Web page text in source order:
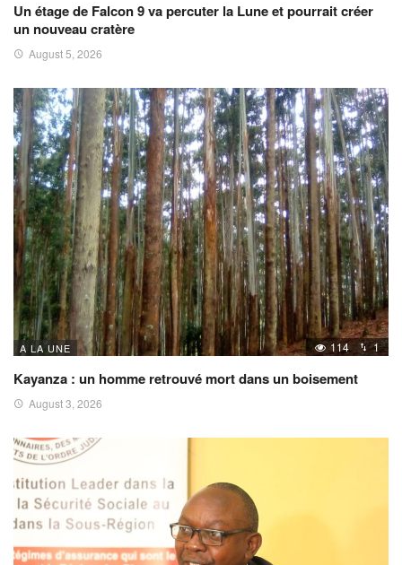
Un étage de Falcon 9 va percuter la Lune et pourrait créer
un nouveau cratère
August 5, 2026
A LA UNE 114 1
Kayanza : un homme retrouvé mort dans un boisement
August 3, 2026